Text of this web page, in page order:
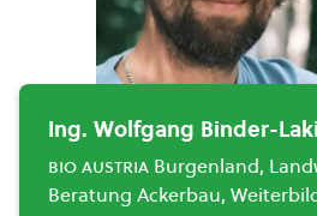
Ing. Wolfgang Binder-
bio austria Burgenland,
Beratung Ackerbau,